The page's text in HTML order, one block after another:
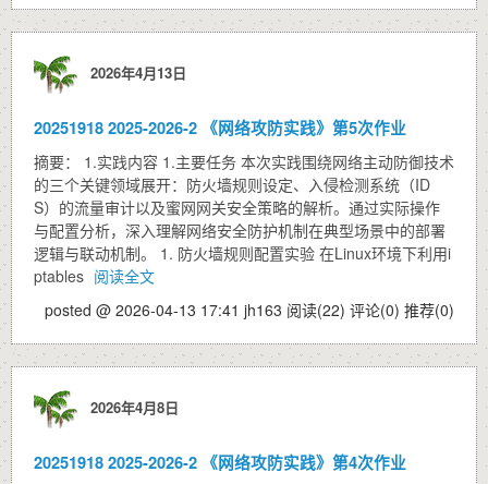
2026年4月13日
20251918 2025-2026-2 《网络攻防实践》第5次作业
摘要： 1.实践内容 1.主要任务 本次实践围绕网络主动防御技术
的三个关键领域展开：防火墙规则设定、入侵检测系统（ID
S）的流量审计以及蜜网网关安全策略的解析。通过实际操作
与配置分析，深入理解网络安全防护机制在典型场景中的部署
逻辑与联动机制。 1. 防火墙规则配置实验 在Linux环境下利用i
ptables 阅读全文
posted @ 2026-04-13 17:41 jh163 阅读(22) 评论(0) 推荐(0)
2026年4月8日
20251918 2025-2026-2 《网络攻防实践》第4次作业